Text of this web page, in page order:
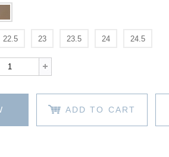
22.5 23 23.5 24 24.5
ADD TO CART